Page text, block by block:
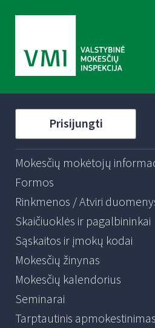
Prisijungti
Mokesčių mokėtojų
Formos
Rinkmenos / Atviri
Skaičiuoklės ir pagalbininkai
Sąskaitos ir įmokų kodai
Mokesčių žinynas
Mokesčių kalendorius
Seminarai
Tarptautinis apmokestinimas